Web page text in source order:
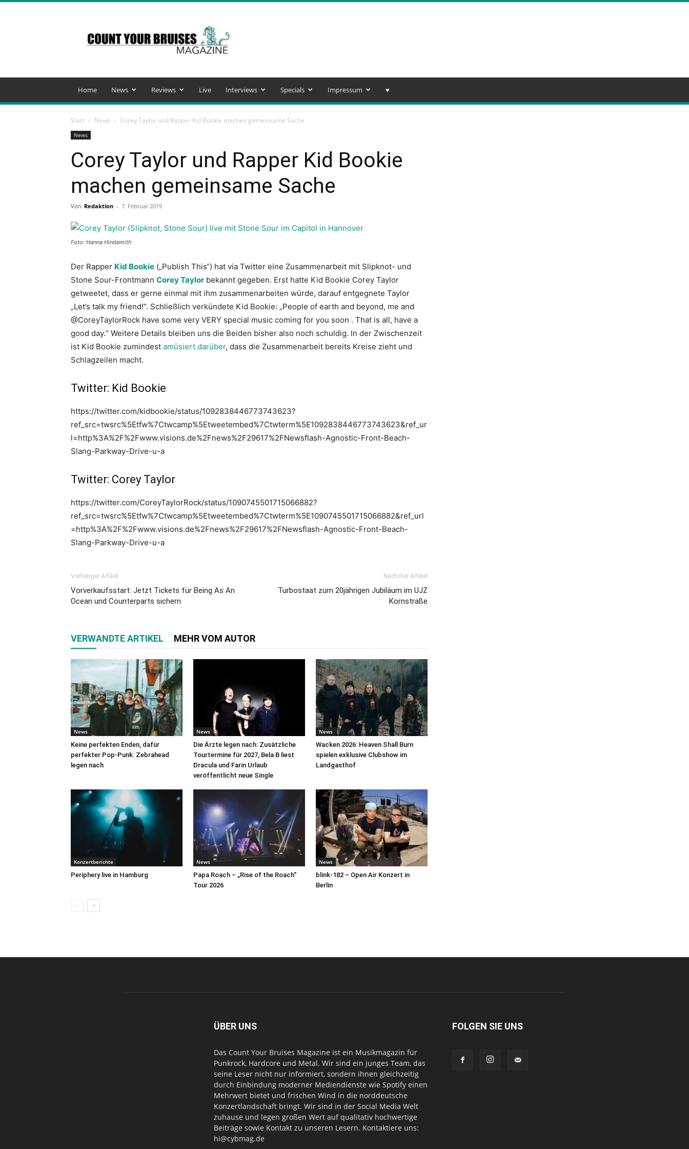
Your
Bruises
Magazine
Home News Reviews Live Interviews Specials Impressum ♥️
Start News Corey Taylor und Rapper Kid Bookie machen gemeinsame Sache
News
Corey Taylor und Rapper Kid Bookie
machen gemeinsame Sache
Von Redaktion - 7. Februar 2019
Foto: Hanna Hindemith
Der Rapper Kid Bookie („Publish This“) hat via Twitter eine Zusammenarbeit mit Slipknot- und
Stone Sour-Frontmann Corey Taylor bekannt gegeben. Erst hatte Kid Bookie Corey Taylor
getweetet, dass er gerne einmal mit ihm zusammenarbeiten würde, darauf entgegnete Taylor
„Let’s talk my friend!“. Schließlich verkündete Kid Bookie: „People of earth and beyond, me and
@CoreyTaylorRock have some very VERY special music coming for you soon . That is all, have a
good day.“ Weitere Details bleiben uns die Beiden bisher also noch schuldig. In der Zwischenzeit
ist Kid Bookie zumindest amüsiert darüber, dass die Zusammenarbeit bereits Kreise zieht und
Schlagzeilen macht.
Twitter: Kid Bookie
https://twitter.com/kidbookie/status/1092838446773743623?
ref_src=twsrc%5Etfw%7Ctwcamp%5Etweetembed%7Ctwterm%5E1092838446773743623&ref_ur
l=http%3A%2F%2Fwww.visions.de%2Fnews%2F29617%2FNewsflash-Agnostic-Front-Beach-
Slang-Parkway-Drive-u-a
Twitter: Corey Taylor
https://twitter.com/CoreyTaylorRock/status/1090745501715066882?
ref_src=twsrc%5Etfw%7Ctwcamp%5Etweetembed%7Ctwterm%5E1090745501715066882&ref_url
=http%3A%2F%2Fwww.visions.de%2Fnews%2F29617%2FNewsflash-Agnostic-Front-Beach-
Slang-Parkway-Drive-u-a
Vorheriger Artikel
Vorverkaufsstart: Jetzt Tickets für Being As An
Ocean und Counterparts sichern
Nächster Artikel
Turbostaat zum 20jährigen Jubiläum im UJZ
Kornstraße
VERWANDTE ARTIKEL MEHR VOM AUTOR
News
Keine perfekten Enden, dafür
perfekter Pop-Punk: Zebrahead
legen nach
News
Die Ärzte legen nach: Zusätzliche
Tourtermine für 2027, Bela B liest
Dracula und Farin Urlaub
veröffentlicht neue Single
News
Wacken 2026: Heaven Shall Burn
spielen exklusive Clubshow im
Landgasthof
Konzertberichte
Periphery live in Hamburg
News
Papa Roach – „Rise of the Roach“
Tour 2026
News
blink-182 – Open Air Konzert in
Berlin
ÜBER UNS
Das Count Your Bruises Magazine ist ein Musikmagazin für
Punkrock, Hardcore und Metal. Wir sind ein junges Team, das
seine Leser nicht nur informiert, sondern ihnen gleichzeitig
durch Einbindung moderner Mediendienste wie Spotify einen
Mehrwert bietet und frischen Wind in die norddeutsche
Konzertlandschaft bringt. Wir sind in der Social Media Welt
zuhause und legen großen Wert auf qualitativ hochwertige
Beiträge sowie Kontakt zu unseren Lesern. Kontaktiere uns:
hi@cybmag.de
FOLGEN SIE UNS